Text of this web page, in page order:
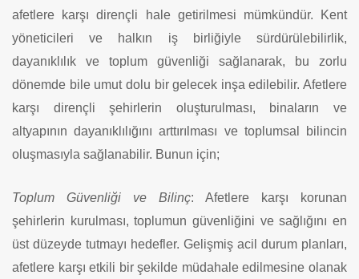
afetlere karşı dirençli hale getirilmesi mümkündür. Kent
yöneticileri ve halkın iş birliğiyle sürdürülebilirlik,
dayanıklılık ve toplum güvenliği sağlanarak, bu zorlu
dönemde bile umut dolu bir gelecek inşa edilebilir. Afetlere
karşı dirençli şehirlerin oluşturulması, binaların ve
altyapının dayanıklılığını arttırılması ve toplumsal bilincin
oluşmasıyla sağlanabilir. Bunun için;
Toplum Güvenliği ve Bilinç: Afetlere karşı korunan
şehirlerin kurulması, toplumun güvenliğini ve sağlığını en
üst düzeyde tutmayı hedefler. Gelişmiş acil durum planları,
afetlere karşı etkili bir şekilde müdahale edilmesine olanak